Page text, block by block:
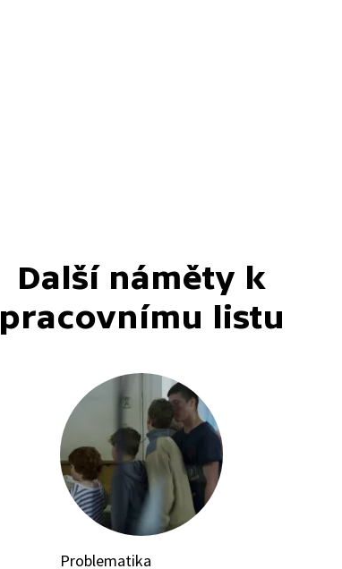
Další náměty k
pracovnímu listu
Problematika